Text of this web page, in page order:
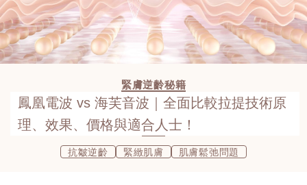
緊膚逆齡秘籍
鳳凰電波 vs 海芙音波｜全面比較拉提技術原
理、效果、價格與適合人士！
抗皺逆齡 緊緻肌膚 肌膚鬆弛問題